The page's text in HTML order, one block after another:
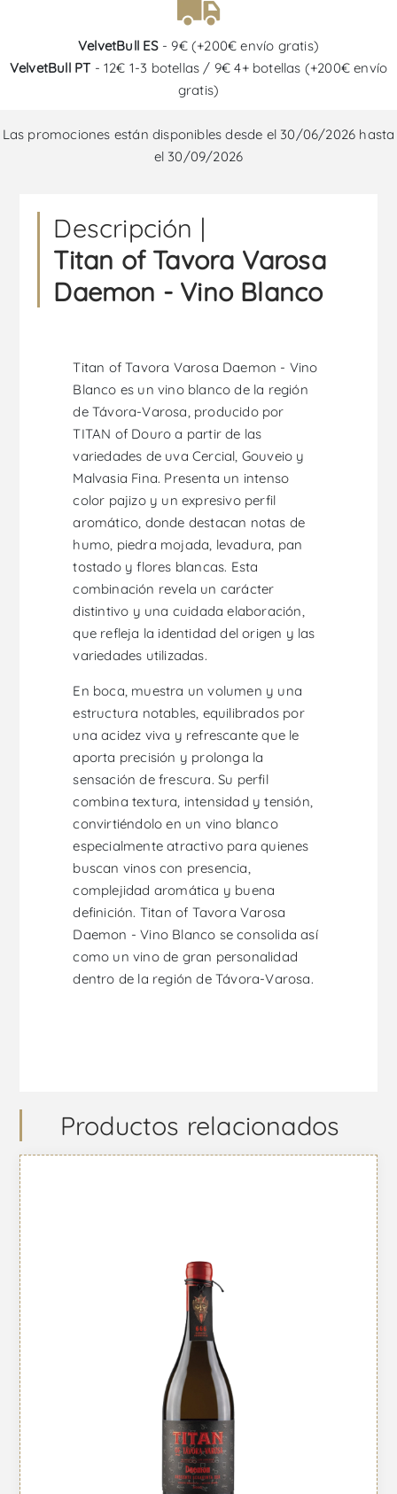
VelvetBull ES- 9€ (+200€ envío gratis)
VelvetBull PT - 12€ 1-3 botellas / 9€ 4+ botellas (+200€ envío
gratis)
Las promociones están disponibles desde el 30/06/2026 hasta
el 30/09/2026
Descripción |
Titan of Tavora Varosa
Daemon - Vino Blanco
Titan of Tavora Varosa Daemon - Vino
Blanco es un vino blanco de la región
de Távora-Varosa, producido por
TITAN of Douro a partir de las
variedades de uva Cercial, Gouveio y
Malvasia Fina. Presenta un intenso
color pajizo y un expresivo perfil
aromático, donde destacan notas de
humo, piedra mojada, levadura, pan
tostado y flores blancas. Esta
combinación revela un carácter
distintivo y una cuidada elaboración,
que refleja la identidad del origen y las
variedades utilizadas.
En boca, muestra un volumen y una
estructura notables, equilibrados por
una acidez viva y refrescante que le
aporta precisión y prolonga la
sensación de frescura. Su perfil
combina textura, intensidad y tensión,
convirtiéndolo en un vino blanco
especialmente atractivo para quienes
buscan vinos con presencia,
complejidad aromática y buena
definición. Titan of Tavora Varosa
Daemon - Vino Blanco se consolida así
como un vino de gran personalidad
dentro de la región de Távora-Varosa.
Productos relacionados